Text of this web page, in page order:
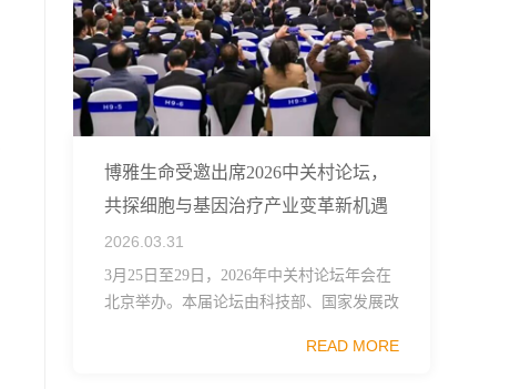
博雅生命受邀出席2026中关村论坛，
共探细胞与基因治疗产业变革新机遇
2026.03.31
3月25日至29日，2026年中关村论坛年会在
北京举办。本届论坛由科技部、国家发展改
国科学院、中国工程院、中国科协和北京市
READ MORE